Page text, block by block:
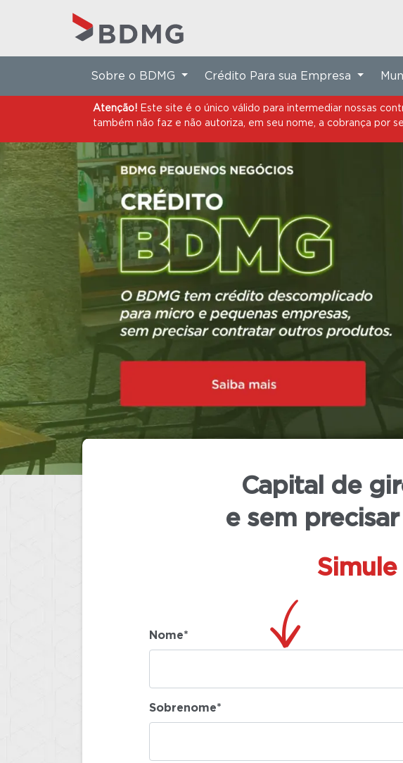
também não faz e não autoriza, em seu nome, a cobrança por
COMUNICADO
Informamos que,no período que antecede as
com a legislação vigente, o BDMG manterá
conteúdos relacionados aos produtos e
Adicionalmente, os conteúdos relativos ao
continuarão disponíveis normalmente até que
(TRE) oficialize o término das eleições.
Sobre o BDMG Crédito Para sua Empresa
Atenção! Este site é o único válido para intermediar nossas
também não faz e não autoriza, em seu nome, a cobrança por
Capital de
e sem
Nome*
Sobrenome*